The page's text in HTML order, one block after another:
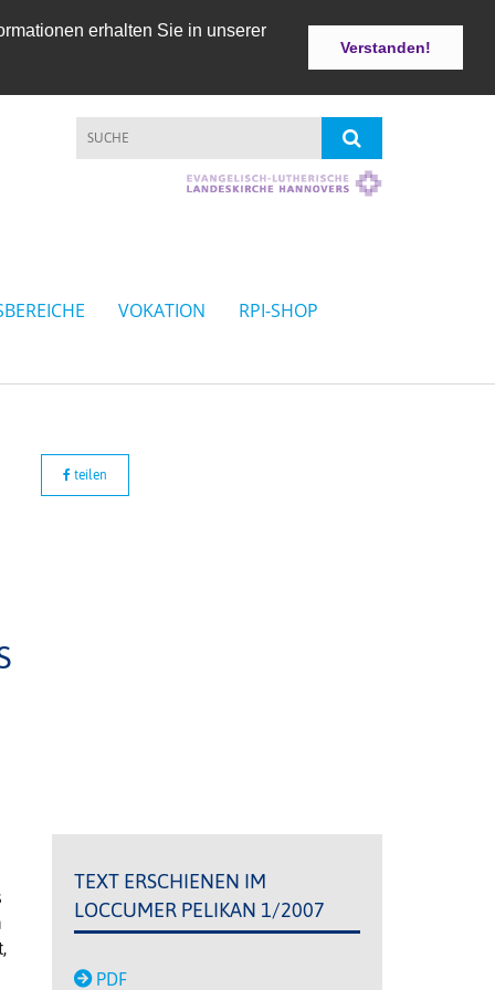
erhalten Sie in unserer
Verstanden!
VOKATION RPI-SHOP
teilen
TEXT ERSCHIENEN IM
LOCCUMER PELIKAN 1/2007
PDF